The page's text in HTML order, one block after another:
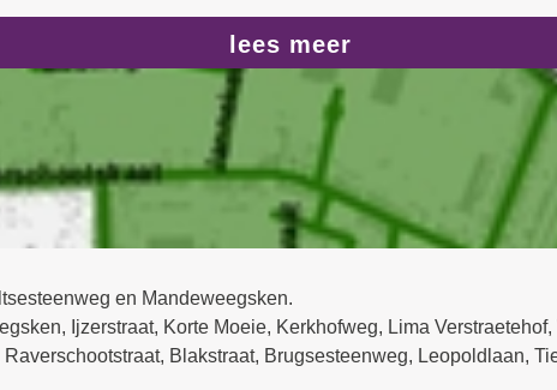
lees meer
en Mandeweegsken.
Ijzerstraat, Korte Moeie, Kerkhofweg, Lima
Blakstraat, Brugsesteenweg, Leopoldlaan,